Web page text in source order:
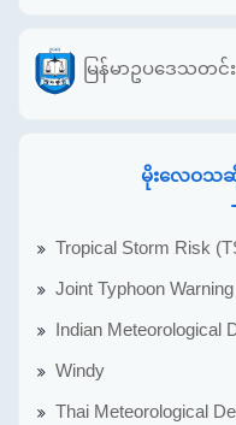
မြန်မာဥပဒေသ
မိုးလေဝသဆို
Tropical Storm Risk
Joint Typhoon
Indian Meteorological
Windy
Thai Meteorological